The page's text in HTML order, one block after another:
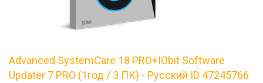
Advanced SystemCare 18 PRO+IObit Software
Updater 7 PRO (1год / 3 ПК) - Русский ID 47245766